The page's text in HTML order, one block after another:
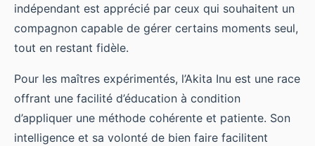
indépendant est apprécié par ceux qui souhaitent un
compagnon capable de gérer certains moments seul,
tout en restant fidèle.
Pour les maîtres expérimentés, l’Akita Inu est une race
offrant une facilité d’éducation à condition
d’appliquer une méthode cohérente et patiente. Son
intelligence et sa volonté de bien faire facilitent